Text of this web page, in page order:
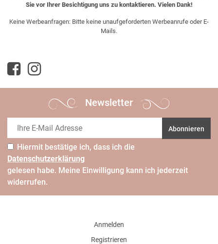
Sie vor Ihrer Besichtigung uns zu kontaktieren. Vielen Dank!
Keine Werbeanfragen: Bitte keine unaufgeforderten Werbeanrufe oder E-
Mails.
Newsletter
Abonnieren
Hiermit bestätige ich, dass ich die
Daten­schutz­erklärung
gelesen habe. Meine Einwilligung kann ich jederzeit
widerrufen.
Anmelden
Registrieren